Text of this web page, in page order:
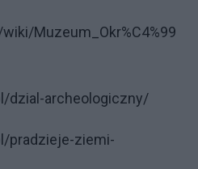
Muzeum_Okr%C4%99
dzial-archeologiczny/
pradzieje-ziemi-